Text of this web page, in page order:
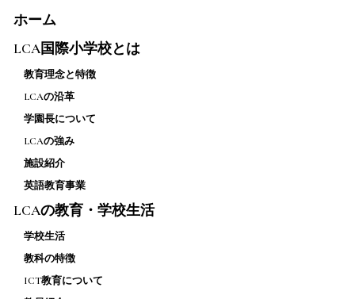
ホーム
LCA国際小学校とは
教育理念と特徴
LCAの沿革
学園長について
LCAの強み
施設紹介
英語教育事業
LCAの教育・学校生活
学校生活
教科の特徴
ICT教育について